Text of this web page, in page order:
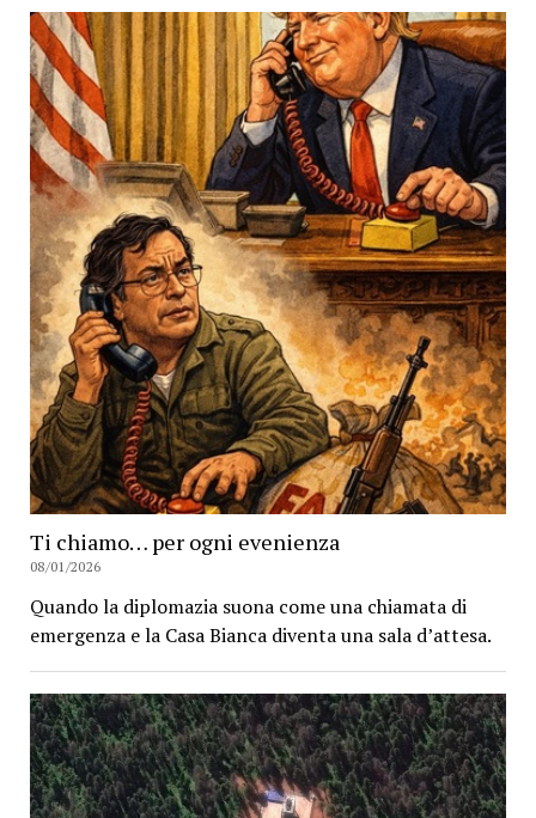
Ti chiamo… per ogni evenienza
08/01/2026
Quando la diplomazia suona come una chiamata di
emergenza e la Casa Bianca diventa una sala d’attesa.